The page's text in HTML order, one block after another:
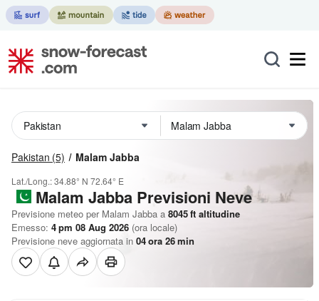
Pakistan (5) Malam Jabba
Lat./Long.:34.88° N 72.64° E
Malam Jabba Previsioni Neve
Previsione meteo per Malam Jabba a 8045ft altitudine
Emesso: 4 pm 08 Aug 2026 (ora locale)
Previsione neve aggiornata in 04ora 26min